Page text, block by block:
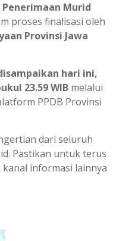
Murid
proses finalisasi oleh
Provinsi Jawa
hari ini,
23.59 WIB melalui
PPDB Provinsi
dari seluruh
Pastikan untuk terus
informasi lainnya